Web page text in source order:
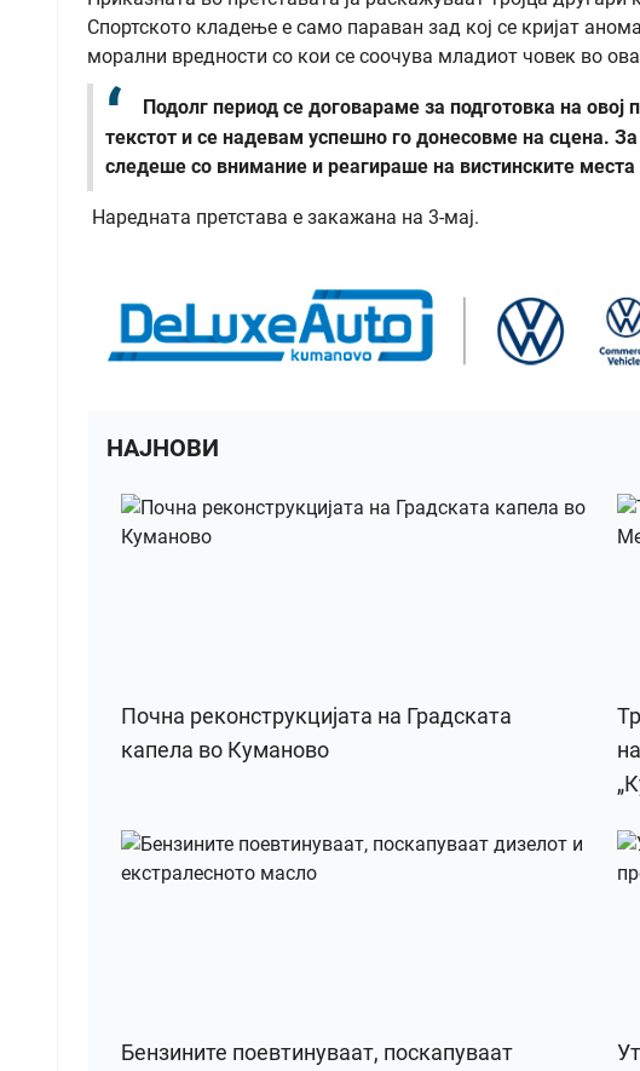
Спортското кладење е само параван зад кој се кријат
морални вредности со кои се соочува младиот човек во
Подолг период се договараме за подготовка на
текстот и се надевам успешно го донесовме на сцена.
следеше со внимание и реагираше на вистинските
Наредната претстава е закажана на 3-мај.
НАЈНОВИ
Почна реконструкцијата на Градската
капела во Куманово
Бензините поевтинуваат, поскапуваат